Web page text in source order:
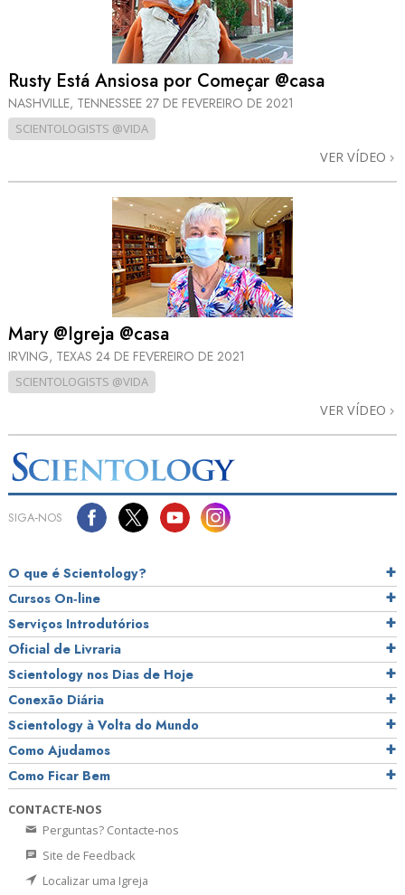
Rusty Está Ansiosa por Começar @casa
NASHVILLE, TENNESSEE 27 DE FEVEREIRO DE 2021
SCIENTOLOGISTS @VIDA
VER VÍDEO
Mary @Igreja @casa
IRVING, TEXAS 24 DE FEVEREIRO DE 2021
SCIENTOLOGISTS @VIDA
VER VÍDEO
SIGA‑NOS
O que é Scientology?
Cursos On‑line
Serviços Introdutórios
Oficial de Livraria
Scientology nos Dias de Hoje
Conexão Diária
Scientology à Volta do Mundo
Como Ajudamos
Como Ficar Bem
CONTACTE‑NOS
Perguntas? Contacte‑nos
Site de Feedback
Localizar uma Igreja